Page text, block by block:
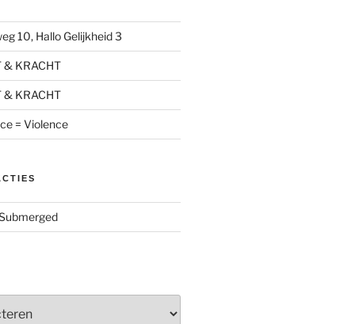
10, Hallo Gelijkheid 3
& KRACHT
& KRACHT
= Violence